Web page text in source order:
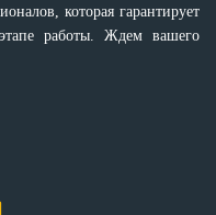
которая гарантирует
работы. Ждем вашего